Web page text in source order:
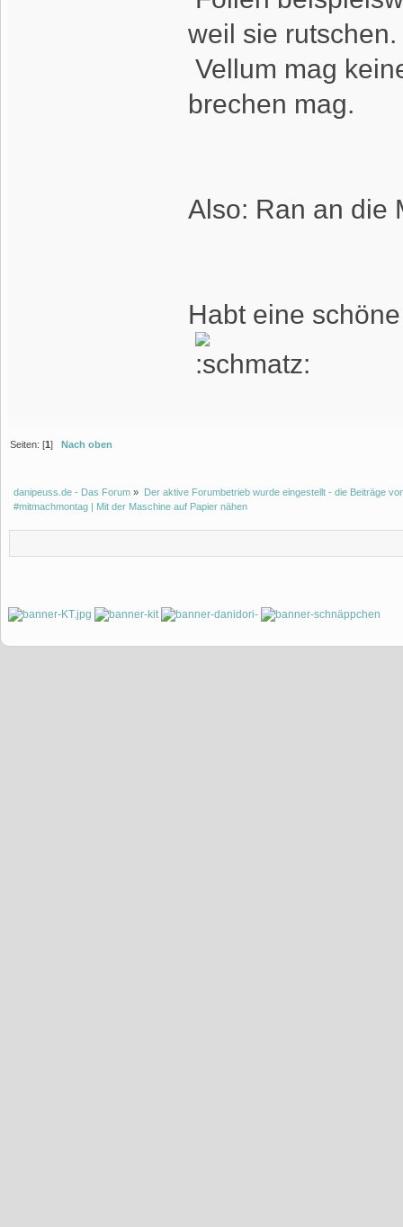
weil sie rutschen.
Vellum mag
brechen mag.
Also: Ran an die
Habt eine
Seiten: [1]Nach oben
danipeuss.de - Das Forum »
Der aktive Forumbetrieb wurde eingestellt - die Beiträge
#mitmachmontag | Mit der Maschine auf Papier nähen